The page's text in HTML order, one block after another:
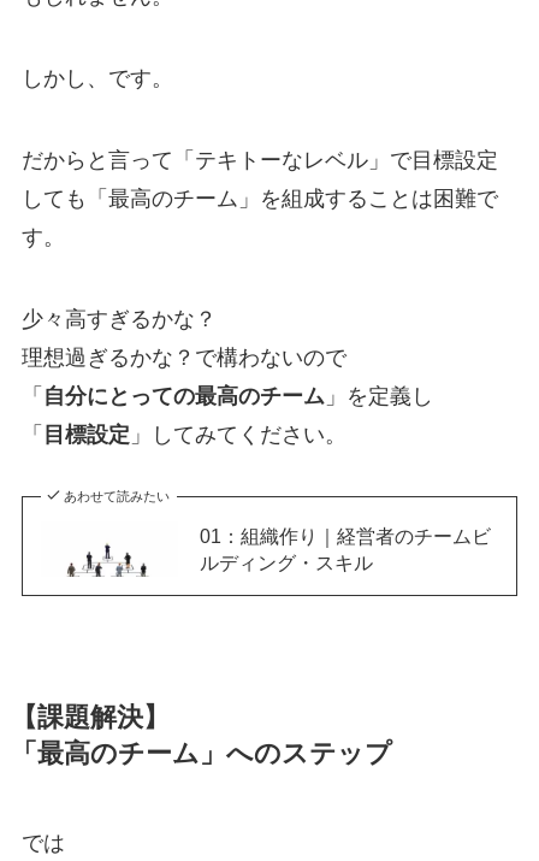
しかし、です。
だからと言って「テキトーなレベル」で目標設定
しても「最高のチーム」を組成することは困難で
す。
少々高すぎるかな？
理想過ぎるかな？で構わないので
「 自分にとっての最高のチーム 」を定義し
「 目標設定 」してみてください。
あわせて読みたい
01：組織作り｜経営者のチームビ
ルディング・スキル
【課題解決】
「最高のチーム」へのステップ
では